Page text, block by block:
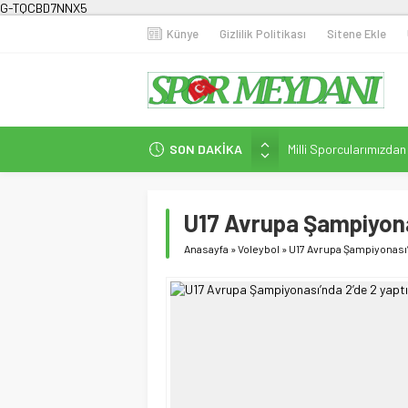
G-TQCBD7NNX5
Künye Gizlilik Politikası Sitene Ekle
SON DAKİKA
Milli
Karanlığa Karşı
İstanbul’da Doğa
Fenerbahçe Kadın
U17 Avrupa
Anasayfa »Voleybol » U17 Avrupa